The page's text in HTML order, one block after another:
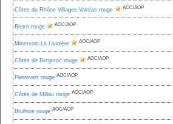
Côtes du Rhône Villages Valréas rouge AOC/AOP
Béarn rouge AOC/AOP
Minervois-La Livinière AOC/AOP
Côtes de Bergerac rouge AOC/AOP
Pierrevert rouge AOC/AOP
Côtes de Millau rouge AOC/AOP
Brulhois rouge AOC/AOP